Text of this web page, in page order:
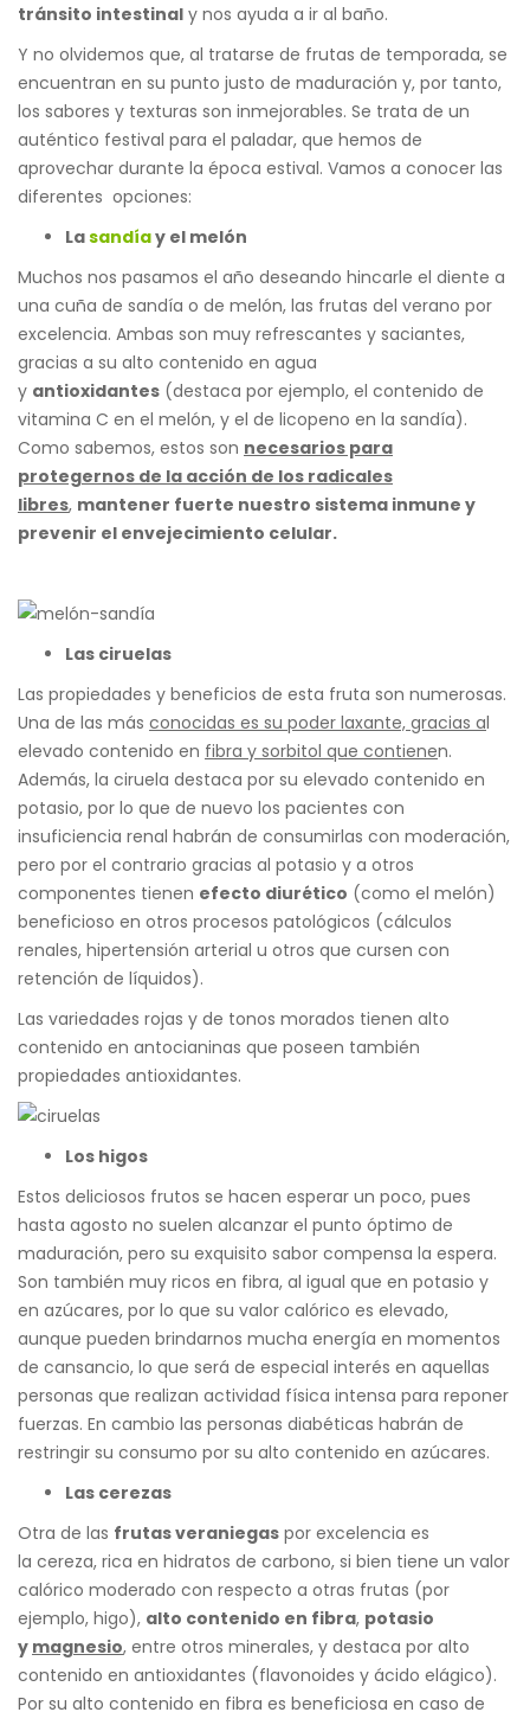
tránsito intestinal y nos ayuda a ir al baño.
Y no olvidemos que, al tratarse de frutas de temporada, se
encuentran en su punto justo de maduración y, por tanto,
los sabores y texturas son inmejorables. Se trata de un
auténtico festival para el paladar, que hemos de
aprovechar durante la época estival. Vamos a conocer las
diferentes opciones:
Lasandíay el melón
Muchos nos pasamos el año deseando hincarle el diente a
una cuña de sandía o de melón, las frutas del verano por
excelencia. Ambas son muy refrescantes y saciantes,
gracias a su alto contenido en agua
y antioxidantes (destaca por ejemplo, el contenido de
vitamina C en el melón, y el de licopeno en la sandía).
Como sabemos, estos son necesarios para
protegernos de la acción de los radicales
libres, mantener fuerte nuestro sistema inmune y
prevenir el envejecimiento celular.
Las ciruelas
Las propiedades y beneficios de esta fruta son numerosas.
Una de las más conocidas es su poder laxante, gracias al
elevado contenido en fibra y sorbitol que contienen.
Además, la ciruela destaca por su elevado contenido en
potasio, por lo que de nuevo los pacientes con
insuficiencia renal habrán de consumirlas con moderación,
pero por el contrario gracias al potasio y a otros
componentes tienen efecto diurético (como el melón)
beneficioso en otros procesos patológicos (cálculos
renales, hipertensión arterial u otros que cursen con
retención de líquidos).
Las variedades rojas y de tonos morados tienen alto
contenido en antocianinas que poseen también
propiedades antioxidantes.
Los higos
Estos deliciosos frutos se hacen esperar un poco, pues
hasta agosto no suelen alcanzar el punto óptimo de
maduración, pero su exquisito sabor compensa la espera.
Son también muy ricos en fibra, al igual que en potasio y
en azúcares, por lo que su valor calórico es elevado,
aunque pueden brindarnos mucha energía en momentos
de cansancio, lo que será de especial interés en aquellas
personas que realizan actividad física intensa para reponer
fuerzas. En cambio las personas diabéticas habrán de
restringir su consumo por su alto contenido en azúcares.
Las cerezas
Otra de las frutas veraniegas por excelencia es
la cereza, rica en hidratos de carbono, si bien tiene un valor
calórico moderado con respecto a otras frutas (por
ejemplo, higo), alto contenido en fibra, potasio
y magnesio, entre otros minerales, y destaca por alto
contenido en antioxidantes (flavonoides y ácido elágico).
Por su alto contenido en fibra es beneficiosa en caso de